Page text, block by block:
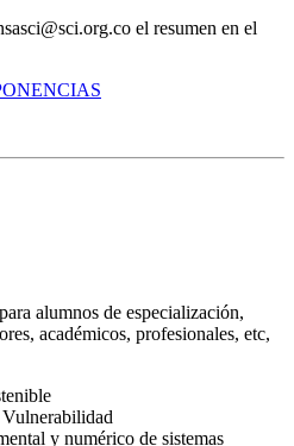
el resumen en el
alumnos de especialización,
académicos, profesionales, etc,
y numérico de sistemas